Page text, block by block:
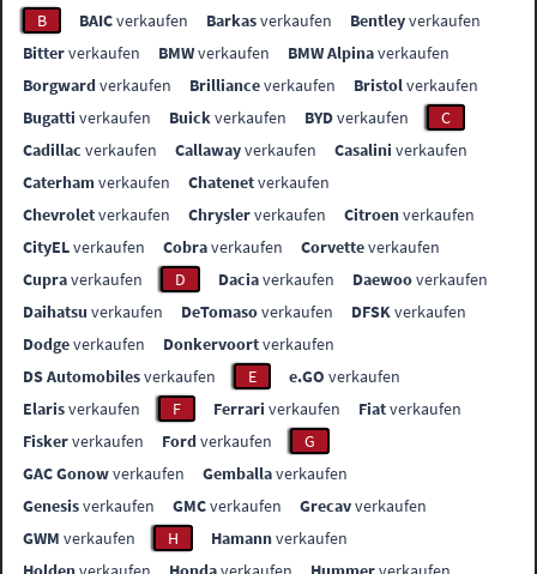
B
BAICverkaufen Barkasverkaufen Bentleyverkaufen
Bitterverkaufen BMWverkaufen BMW Alpinaverkaufen
Borgwardverkaufen Brillianceverkaufen Bristolverkaufen
Bugatti verkaufen Buickverkaufen BYDverkaufen
C
Cadillac verkaufen Callawayverkaufen Casalini verkaufen
Caterhamverkaufen Chatenetverkaufen
Chevroletverkaufen Chryslerverkaufen Citroenverkaufen
CityELverkaufen Cobraverkaufen Corvetteverkaufen
Cupraverkaufen D Daciaverkaufen Daewooverkaufen
Daihatsu verkaufen DeTomasoverkaufen DFSKverkaufen
Dodgeverkaufen Donkervoortverkaufen
DS Automobilesverkaufen E e.GO verkaufen
Elarisverkaufen F Ferrari verkaufen Fiatverkaufen
Fiskerverkaufen Fordverkaufen
G
GAC Gonowverkaufen Gemballaverkaufen
Genesisverkaufen GMCverkaufen Grecavverkaufen
GWM verkaufen H Hamannverkaufen